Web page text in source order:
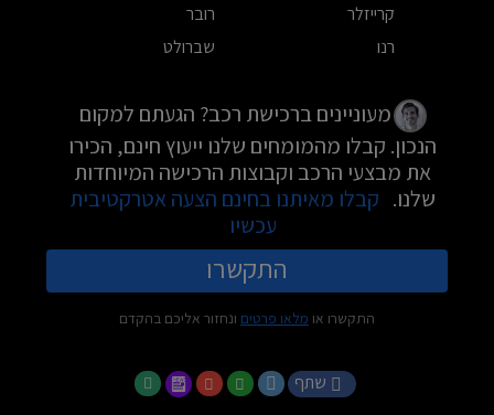
קרייזלר
רובר
רנו
שברולט
מעוניינים ברכישת רכב? הגעתם למקום
הנכון. קבלו מהמומחים שלנו ייעוץ חינם, הכירו
את מבצעי הרכב וקבוצות הרכישה המיוחדות
שלנו. קבלו מאיתנו בחינם הצעה אטרקטיבית
עכשיו
התקשרו
התקשרו או מלאו פרטים ונחזור אליכם בהקדם
שתף